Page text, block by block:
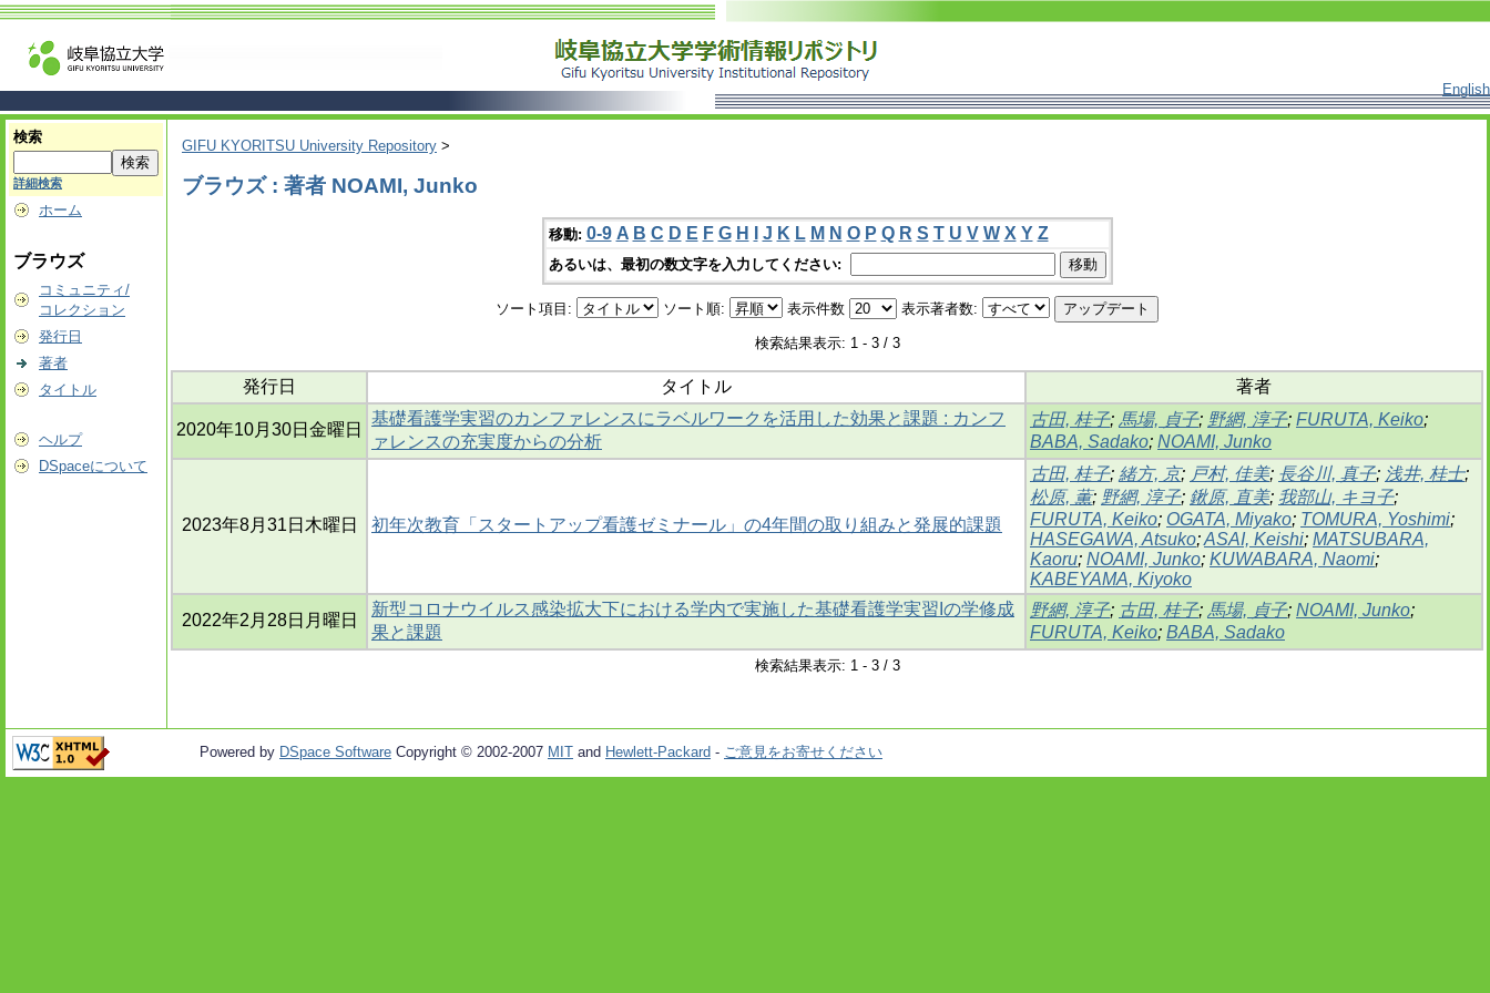
English
検索
詳細検索
ホーム
ブラウズ
コミュニティ/
コレクション
発行日
著者
タイトル
ヘルプ
DSpaceについて
GIFU KYORITSU University Repository >
ブラウズ : 著者 NOAMI, Junko
移動: 0-9 A B C D E F G H J K L M N O P Q R S T U V W X Y Z
あるいは、最初の数文字を入力してください:
ソート項目: ソート順: 表示件数 表示著者数:
検索結果表示: 1 - 3 / 3
発行日 タイトル 著者
2020年10月30日金曜日
基礎看護学実習のカンファレンスにラベルワークを活用した効果と課題 : カンフ
ァレンスの充実度からの分析
古田, 桂子; 馬場, 貞子; 野網, 淳子; FURUTA, Keiko;
BABA, Sadako; NOAMI, Junko
2023年8月31日木曜日 初年次教育「スタートアップ看護ゼミナール」の4年間の取り組みと発展的課題
古田, 桂子; 緒方, 京; 戸村, 佳美; 長谷川, 真子; 浅井, 桂士;
松原, 薫; 野網, 淳子; 鍬原, 直美; 我部山, キヨ子;
FURUTA, Keiko; OGATA, Miyako; TOMURA, Yoshimi;
HASEGAWA, Atsuko;ASAI, Keishi; MATSUBARA,
Kaoru; NOAMI, Junko; KUWABARA, Naomi;
KABEYAMA, Kiyoko
2022年2月28日月曜日
新型コロナウイルス感染拡大下における学内で実施した基礎看護学実習Iの学修成
果と課題
野網, 淳子; 古田, 桂子; 馬場, 貞子; NOAMI, Junko;
FURUTA, Keiko; BABA, Sadako
検索結果表示: 1 - 3 / 3
Powered by DSpace Software Copyright © 2002-2007 MIT and Hewlett-Packard - ご意見をお寄せください